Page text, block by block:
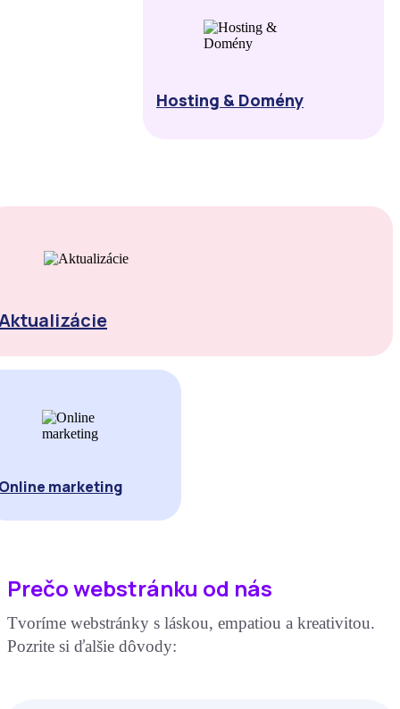
Hosting & Domény
marketing
Prečo webstránku od nás
Tvoríme webstránky s láskou, empatiou a kreativitou.
Pozrite si ďalšie dôvody: